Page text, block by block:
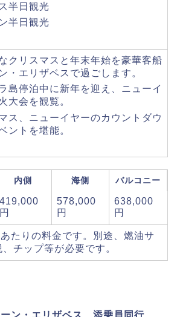
半日観光
半日観光
クリスマスと年末年始を豪華客船
・エリザベスで過ごします。
島停泊中に新年を迎え、ニューイ
大会を観覧。
ス、ニューイヤーのカウントダウ
ントを堪能。
内側 海側 バルコニー
419,000
円
578,000
円
638,000
円
たりの料金です。別途、燃油サ
チップ等が必要です。
ン・エリザベス 添乗員同行